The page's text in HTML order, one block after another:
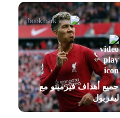
جميع أهداف فيرمينو مع
ليفربول